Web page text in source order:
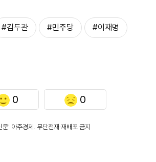
#김두관 #민주당 #이재명
0 0
' 아주경제. 무단전재·재배포 금지